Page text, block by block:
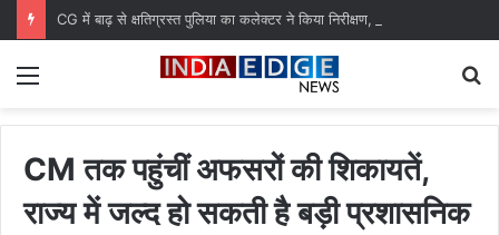
Menu
CM तक पहुंचीं अफसरों की शिकायतें,
राज्य में जल्द हो सकती है बड़ी प्रशासनिक